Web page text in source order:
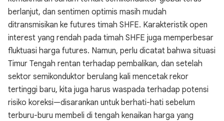
berlanjut, dan sentimen optimis masih mudah
ditransmisikan ke futures timah SHFE. Karakteristik open
interest yang rendah pada timah SHFE juga memperbesar
fluktuasi harga futures. Namun, perlu dicatat bahwa situasi
Timur Tengah rentan terhadap pembalikan, dan setelah
sektor semikonduktor berulang kali mencetak rekor
tertinggi baru, kita juga harus waspada terhadap potensi
risiko koreksi—disarankan untuk berhati-hati sebelum
terburu-buru membeli di tengah kenaikan harga yang